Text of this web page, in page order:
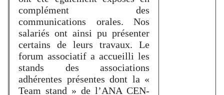
complément des
communications orales. Nos
salariés ont ainsi pu présenter
certains de leurs travaux. Le
forum associatif a accueilli les
stands des associations
adhérentes présentes dont la «
Team stand » de l’ANA CEN-